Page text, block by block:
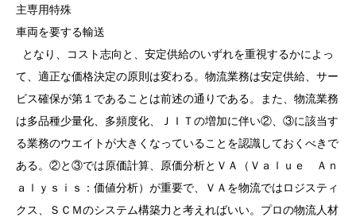
主専用特殊
車両を要する輸送
となり、コスト志向と、安定供給のいずれを重視するかによっ
て、適正な価格決定の原則は変わる。物流業務は安定供給、サー
ビス確保が第１であることは前述の通りである。また、物流業務
は多品種少量化、多頻度化、ＪＩＴの増加に伴い②、③に該当す
る業務のウエイトが大きくなっていることを認識しておくべきで
ある。②と③では原価計算、原価分析とＶＡ（Ｖａｌｕｅ Ａｎ
ａｌｙｓｉｓ：価値分析）が重要で、ＶＡを物流ではロジスティ
クス、ＳＣＭのシステム構築力と考えればいい。プロの物流人材